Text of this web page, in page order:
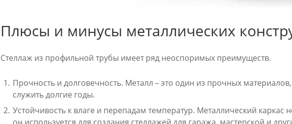
Плюсы и минусы металлических
Стеллаж из профильной трубы имеет ряд неоспоримых преимуществ.
Прочность и долговечность. Металл – это один из прочных
служить долгие годы.
Устойчивость к влаге и перепадам температур. Металлический каркас